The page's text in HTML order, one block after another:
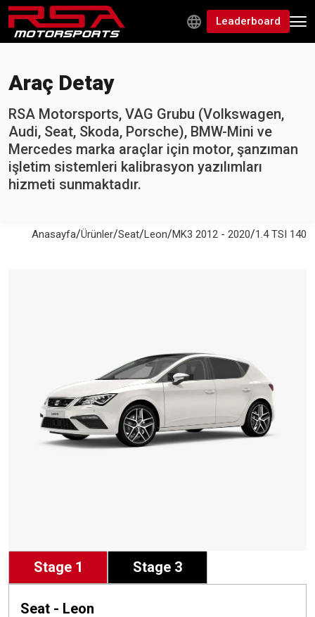
Leaderboard
Araç Detay
RSA Motorsports, VAG Grubu (Volkswagen,
Audi, Seat, Skoda, Porsche), BMW-Mini ve
Mercedes marka araçlar için motor, şanzıman
işletim sistemleri kalibrasyon yazılımları
hizmeti sunmaktadır.
Anasayfa/Ürünler/Seat/Leon/MK3 2012 - 2020/1.4 TSI 140
Stage 1 Stage 3
Seat - Leon